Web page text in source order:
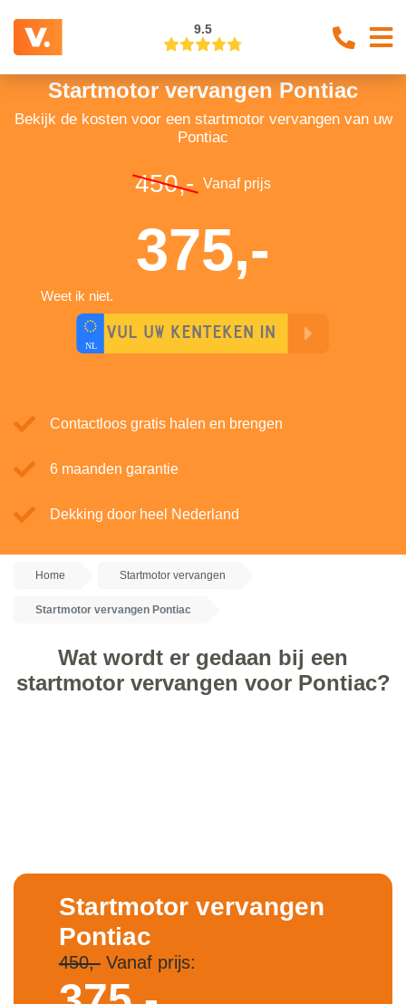
9.5
Startmotor vervangen Pontiac
Bekijk de kosten voor een startmotor vervangen van uw
Pontiac
450,- Vanaf prijs
375,-
Weet ik niet.
Contactloos gratis halen en brengen
6 maanden garantie
Dekking door heel Nederland
Home Startmotor vervangen
Startmotor vervangen Pontiac
Wat wordt er gedaan bij een
startmotor vervangen voor Pontiac?
Startmotor vervangen
Pontiac
450,-Vanaf prijs: